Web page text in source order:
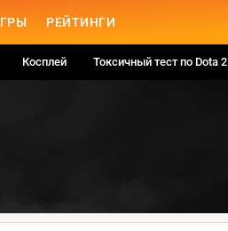
РЕЙТИНГИ
Косплей Токсичный тест по Dota 2